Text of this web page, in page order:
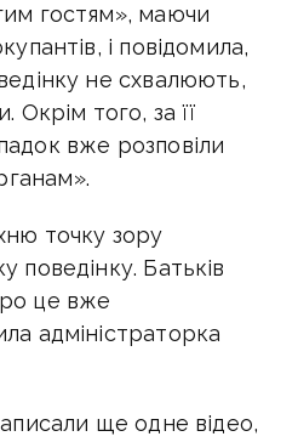
гостям», маючи
і повідомила,
не схвалюють,
Окрім того, за її
вже розповіли
точку зору
поведінку. Батьків
це вже
адміністраторка
ще одне відео,